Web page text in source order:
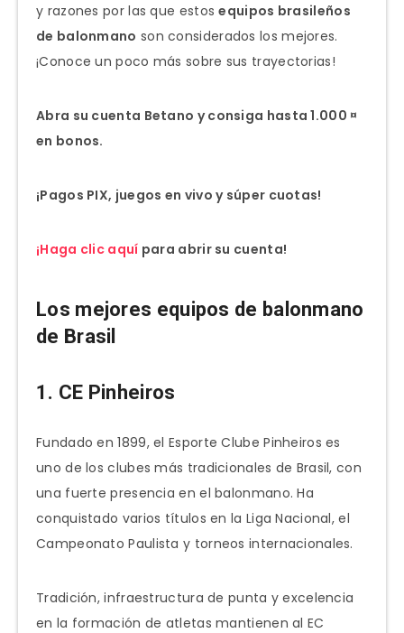
y razones por las que estosequipos brasileños
de balonmano son considerados los mejores.
¡Conoce un poco más sobre sus trayectorias!
Abra su cuenta Betano y consiga hasta 1.000 ¤
en bonos.
¡Pagos PIX, juegos en vivo y súper cuotas!
¡Haga clic aquí para abrir su cuenta!
Los mejores equipos de balonmano
de Brasil
1. CE Pinheiros
Fundado en 1899, el Esporte Clube Pinheiros es
uno de los clubes más tradicionales de Brasil, con
una fuerte presencia en el balonmano. Ha
conquistado varios títulos en la Liga Nacional, el
Campeonato Paulista y torneos internacionales.
Tradición, infraestructura de punta y excelencia
en la formación de atletas mantienen al EC